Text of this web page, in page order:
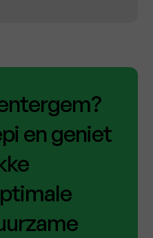
en geniet